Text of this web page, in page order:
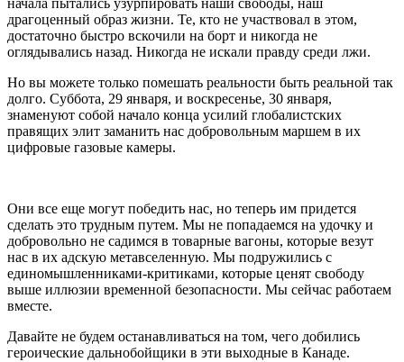
начала пытались узурпировать наши свободы, наш
драгоценный образ жизни. Те, кто не участвовал в этом,
достаточно быстро вскочили на борт и никогда не
оглядывались назад. Никогда не искали правду среди лжи.
Но вы можете только помешать реальности быть реальной так
долго. Суббота, 29 января, и воскресенье, 30 января,
знаменуют собой начало конца усилий глобалистских
правящих элит заманить нас добровольным маршем в их
цифровые газовые камеры.
Они все еще могут победить нас, но теперь им придется
сделать это трудным путем. Мы не попадаемся на удочку и
добровольно не садимся в товарные вагоны, которые везут
нас в их адскую метавселенную. Мы подружились с
единомышленниками-критиками, которые ценят свободу
выше иллюзии временной безопасности. Мы сейчас работаем
вместе.
Давайте не будем останавливаться на том, чего добились
героические дальнобойщики в эти выходные в Канаде.